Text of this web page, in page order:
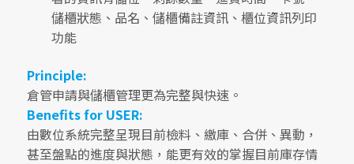
儲櫃狀態、品名、儲櫃備註資訊、櫃位資訊列印
功能
Principle:
倉管申請與儲櫃管理更為完整與快速。
Benefits for USER:
由數位系統完整呈現目前檢料、繳庫、合併、異動，
甚至盤點的進度與狀態，能更有效的掌握目前庫存情